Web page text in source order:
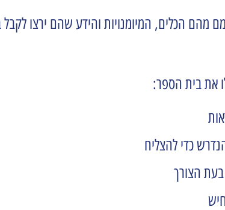
מהם הכלים, המיומנויות והידע שהם ירצו
את בית הספר:
כדי להצליח
הצורך